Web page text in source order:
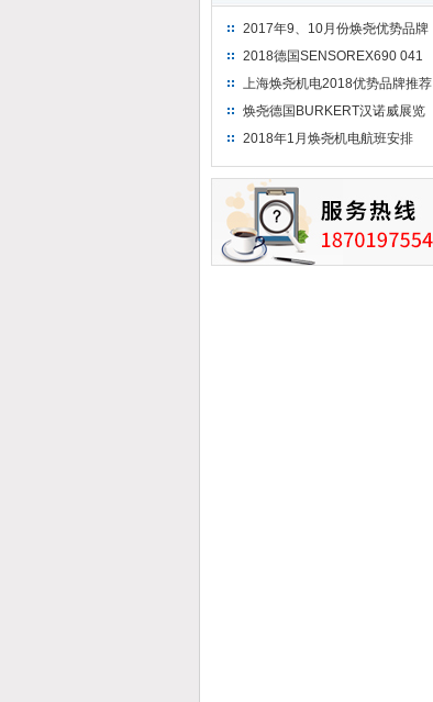
2017年9、10月份焕尧优势品牌
推荐
2018德国SENSOREX690 041
415 D
上海焕尧机电2018优势品牌推荐
焕尧德国BURKERT汉诺威展览
（2018）
2018年1月焕尧机电航班安排